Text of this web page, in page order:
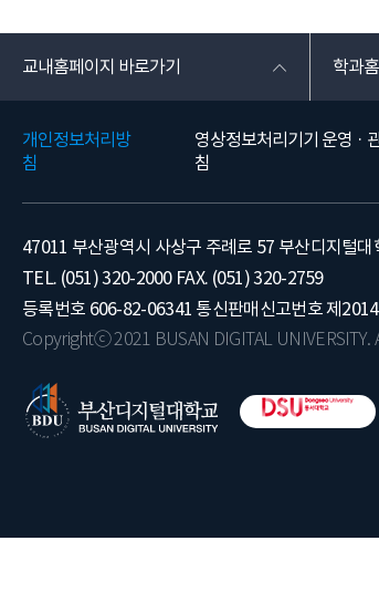
교내홈페이지 바로가기 학과
개인정보처리방
침
영상정보처리기기 운영 ·
침
47011 부산광역시 사상구 주례로 57 부산디지털대
TEL. (051) 320-2000 FAX. (051) 320-2759
등록번호 606-82-06341 통신판매신고번호 제
Copyrightⓒ 2021 BUSAN DIGITAL UNIVERSITY.